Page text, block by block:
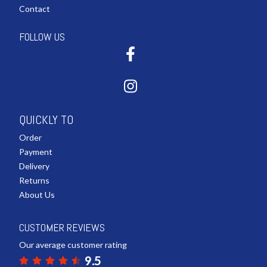
Contact
FOLLOW US
QUICKLY TO
Order
Payment
Delivery
Returns
About Us
CUSTOMER REVIEWS
Our average customer rating
9.5